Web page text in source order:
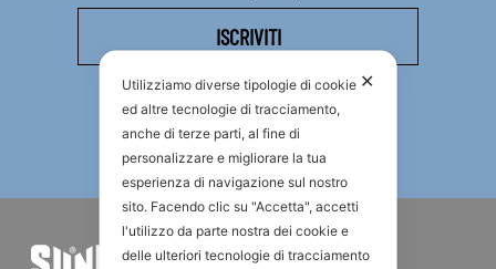
✕
Utilizziamo diverse tipologie di cookie
ed altre tecnologie di tracciamento,
anche di terze parti, al fine di
personalizzare e migliorare la tua
esperienza di navigazione sul nostro
sito. Facendo clic su "Accetta", accetti
l'utilizzo da parte nostra dei cookie e
delle ulteriori tecnologie di tracciamento